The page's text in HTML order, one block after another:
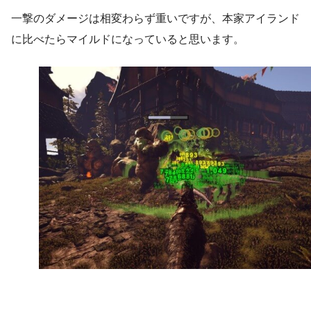
一撃のダメージは相変わらず重いですが、本家アイランド
に比べたらマイルドになっていると思います。